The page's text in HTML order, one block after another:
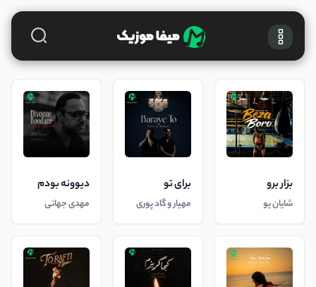
بزار برو
شایان یو
برای تو
مهیار و گاد پوری
دیوونه بودم
مهدی جهانی